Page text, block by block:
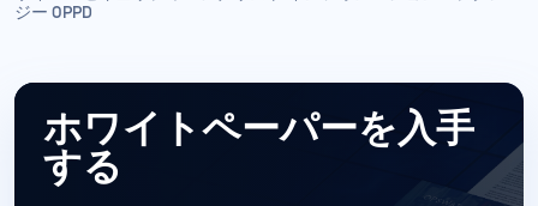
ジー OPPD
ホワイトペーパーを入手
する